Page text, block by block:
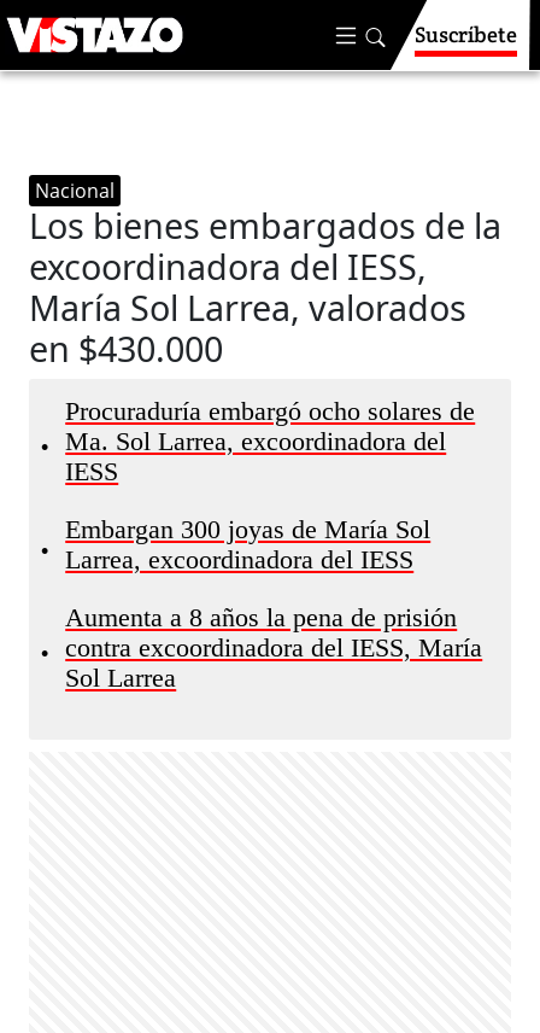
Suscríbete
Nacional
Los bienes embargados de la
excoordinadora del IESS,
María Sol Larrea, valorados
en $430.000
•
Procuraduría embargó ocho solares de
Ma. Sol Larrea, excoordinadora del
IESS
•
Embargan 300 joyas de María Sol
Larrea, excoordinadora del IESS
•
Aumenta a 8 años la pena de prisión
contra excoordinadora del IESS, María
Sol Larrea